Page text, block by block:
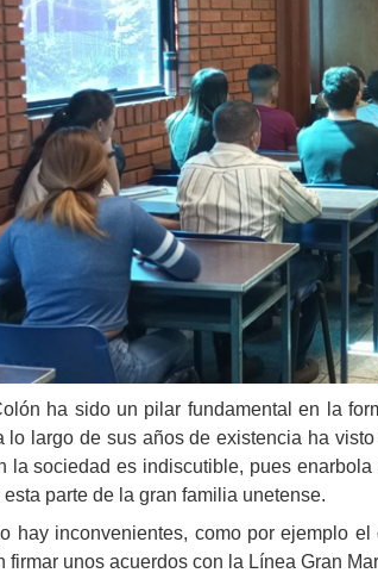
ha sido un pilar fundamental en la
lo largo de sus años de existencia ha
la sociedad es indiscutible, pues
parte de la gran familia unetense.
hay inconvenientes, como por ejemplo
firmar unos acuerdos con la Línea Gran